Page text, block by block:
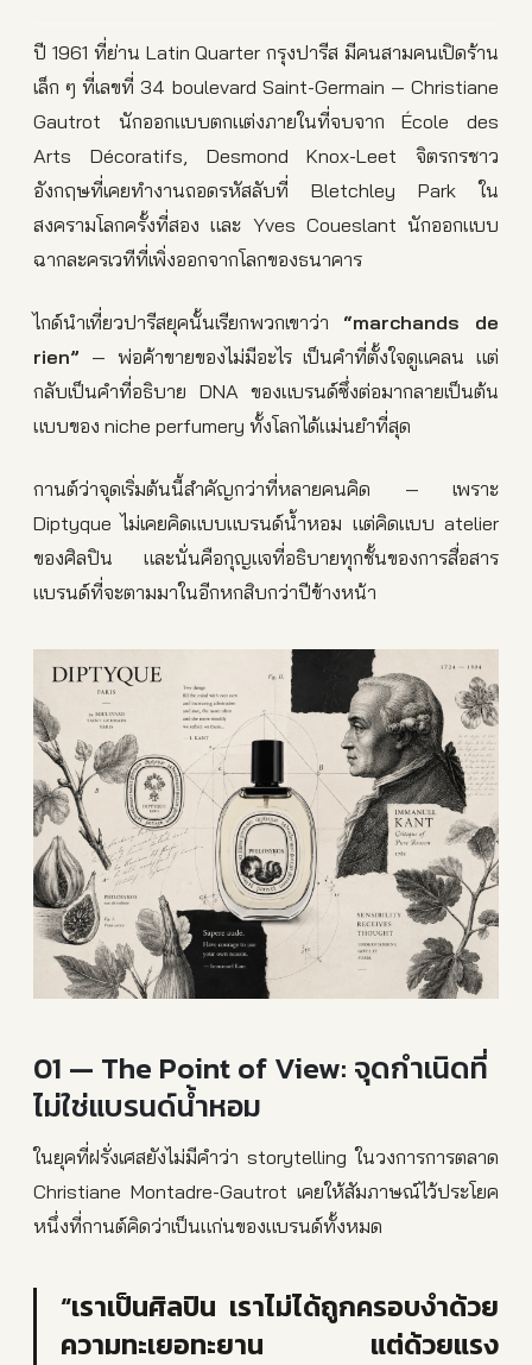
ปี 1961 ที่ย่าน Latin Quarter กรุงปารีส มีคนสามคนเปิดร้าน
เล็ก ๆ ที่เลขที่ 34 boulevard Saint-Germain — Christiane
Gautrot นักออกแบบตกแต่งภายในที่จบจาก École des
Arts Décoratifs, Desmond Knox-Leet จิตรกรชาว
อังกฤษที่เคยทำงานถอดรหัสลับที่ Bletchley Park ใน
สงครามโลกครั้งที่สอง และ Yves Coueslant นักออกแบบ
ฉากละครเวทีที่เพิ่งออกจากโลกของธนาคาร
ไกด์นำเที่ยวปารีสยุคนั้นเรียกพวกเขาว่า “marchands de
rien” — พ่อค้าขายของไม่มีอะไร เป็นคำที่ตั้งใจดูแคลน แต่
กลับเป็นคำที่อธิบาย DNA ของแบรนด์ซึ่งต่อมากลายเป็นต้น
แบบของ niche perfumery ทั้งโลกได้แม่นยำที่สุด
กานต์ว่าจุดเริ่มต้นนี้สำคัญกว่าที่หลายคนคิด — เพราะ
Diptyque ไม่เคยคิดแบบแบรนด์น้ำหอม แต่คิดแบบ atelier
ของศิลปิน และนั่นคือกุญแจที่อธิบายทุกชั้นของการสื่อสาร
แบรนด์ที่จะตามมาในอีกหกสิบกว่าปีข้างหน้า
01 — The Point of View: จุดกำเนิดที่
ไม่ใช่แบรนด์น้ำหอม
ในยุคที่ฝรั่งเศสยังไม่มีคำว่า storytelling ในวงการการตลาด
Christiane Montadre-Gautrot เคยให้สัมภาษณ์ไว้ประโยค
หนึ่งที่กานต์คิดว่าเป็นแก่นของแบรนด์ทั้งหมด
“เราเป็นศิลปิน เราไม่ได้ถูกครอบงำด้วย
ความทะเยอทะยาน แต่ด้วยแรง